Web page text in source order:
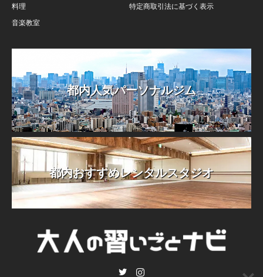
料理
音楽教室
特定商取引法に基づく表示
都内人気パーソナルジム
都内おすすめレンタルスタジオ